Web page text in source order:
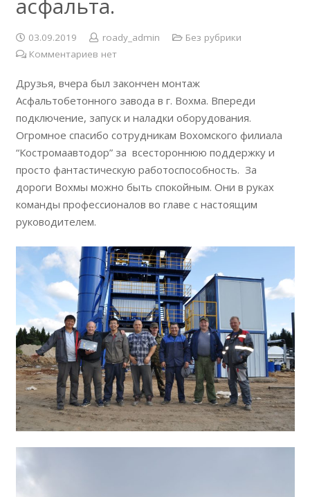
асфальта.
03.09.2019 roady_admin
Без рубрики
Комментариев нет
Друзья, вчера был закончен монтаж
Асфальтобетонного завода в г. Вохма. Впереди
подключение, запуск и наладки оборудования.
Огромное спасибо сотрудникам Вохомского филиала
“Костромаавтодор” за всестороннюю поддержку и
просто фантастическую работоспособность. За
дороги Вохмы можно быть спокойным. Они в руках
команды профессионалов во главе с настоящим
руководителем.